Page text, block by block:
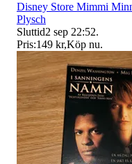
Disney Store Mimmi
Plysch
Sluttid2 sep 22:52.
Pris:149 kr,Köp nu.